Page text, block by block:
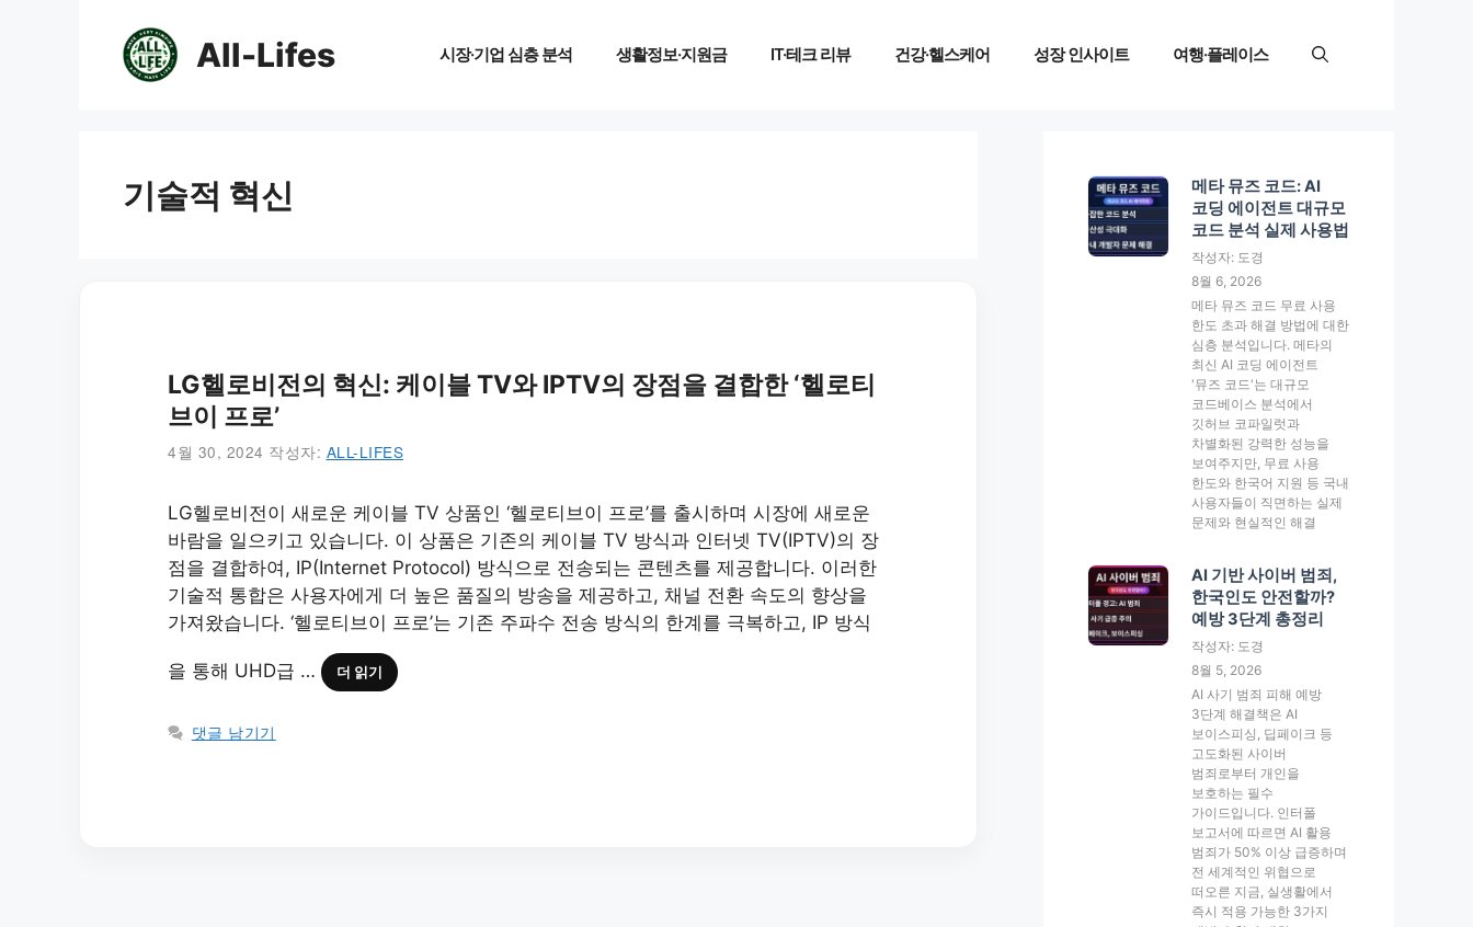
All-Lifes 시장·기업 심층 분석 생활정보·지원금 IT·테크 리뷰 건강·헬스케어 성장 인사이트 여행·플레이스
기술적 혁신
LG헬로비전의 혁신: 케이블 TV와 IPTV의 장점을 결합한 ‘헬로티
브이 프로’
4월 30, 2024 작성자: ALL-LIFES
LG헬로비전이 새로운 케이블 TV 상품인 ‘헬로티브이 프로’를 출시하며 시장에 새로운
바람을 일으키고 있습니다. 이 상품은 기존의 케이블 TV 방식과 인터넷 TV(IPTV)의 장
점을 결합하여, IP(Internet Protocol) 방식으로 전송되는 콘텐츠를 제공합니다. 이러한
기술적 통합은 사용자에게 더 높은 품질의 방송을 제공하고, 채널 전환 속도의 향상을
가져왔습니다. ‘헬로티브이 프로’는 기존 주파수 전송 방식의 한계를 극복하고, IP 방식
을 통해 UHD급 … 더 읽기
댓글 남기기
메타 뮤즈 코드: AI
코딩 에이전트 대규모
코드 분석 실제 사용법
작성자: 도경
8월 6, 2026
메타 뮤즈 코드 무료 사용
한도 초과 해결 방법에 대한
심층 분석입니다. 메타의
최신 AI 코딩 에이전트
'뮤즈 코드'는 대규모
코드베이스 분석에서
깃허브 코파일럿과
차별화된 강력한 성능을
보여주지만, 무료 사용
한도와 한국어 지원 등 국내
사용자들이 직면하는 실제
문제와 현실적인 해결
AI 기반 사이버 범죄,
한국인도 안전할까?
예방 3단계 총정리
작성자: 도경
8월 5, 2026
AI 사기 범죄 피해 예방
3단계 해결책은 AI
보이스피싱, 딥페이크 등
고도화된 사이버
범죄로부터 개인을
보호하는 필수
가이드입니다. 인터폴
보고서에 따르면 AI 활용
범죄가 50% 이상 급증하며
전 세계적인 위협으로
떠오른 지금, 실생활에서
즉시 적용 가능한 3가지